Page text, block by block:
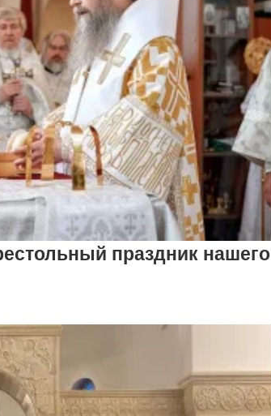
праздник нашего